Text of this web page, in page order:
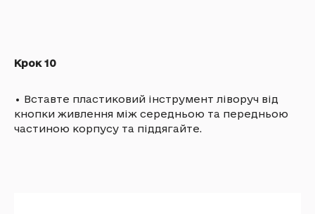
Крок 10
• Вставте пластиковий інструмент ліворуч від
кнопки живлення між середньою та передньою
частиною корпусу та піддягайте.